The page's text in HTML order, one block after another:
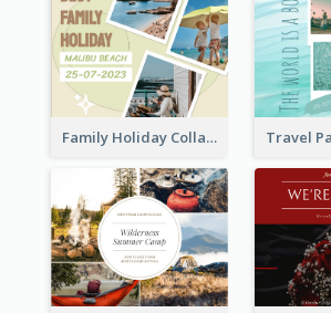
Family Holiday Collage Facebook Post